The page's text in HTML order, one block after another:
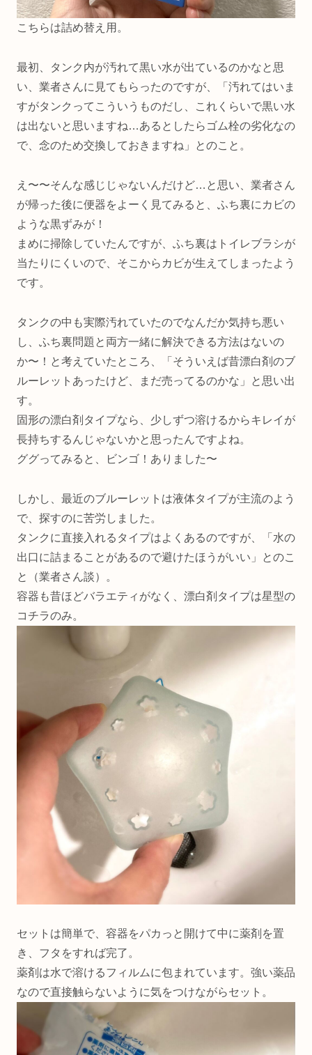
こちらは詰め替え用。
最初、タンク内が汚れて黒い水が出ているのかなと思
い、業者さんに見てもらったのですが、「汚れてはいま
すがタンクってこういうものだし、これくらいで黒い水
は出ないと思いますね…あるとしたらゴム栓の劣化なの
で、念のため交換しておきますね」とのこと。
え〜〜そんな感じじゃないんだけど…と思い、業者さん
が帰った後に便器をよーく見てみると、ふち裏にカビの
ような黒ずみが！
まめに掃除していたんですが、ふち裏はトイレブラシが
当たりにくいので、そこからカビが生えてしまったよう
です。
タンクの中も実際汚れていたのでなんだか気持ち悪い
し、ふち裏問題と両方一緒に解決できる方法はないの
か〜！と考えていたところ、「そういえば昔漂白剤のブ
ルーレットあったけど、まだ売ってるのかな」と思い出
す。
固形の漂白剤タイプなら、少しずつ溶けるからキレイが
長持ちするんじゃないかと思ったんですよね。
ググってみると、ビンゴ！ありました〜
しかし、最近のブルーレットは液体タイプが主流のよう
で、探すのに苦労しました。
タンクに直接入れるタイプはよくあるのですが、「水の
出口に詰まることがあるので避けたほうがいい」とのこ
と（業者さん談）。
容器も昔ほどバラエティがなく、漂白剤タイプは星型の
コチラのみ。
セットは簡単で、容器をパカっと開けて中に薬剤を置
き、フタをすれば完了。
薬剤は水で溶けるフィルムに包まれています。強い薬品
なので直接触らないように気をつけながらセット。